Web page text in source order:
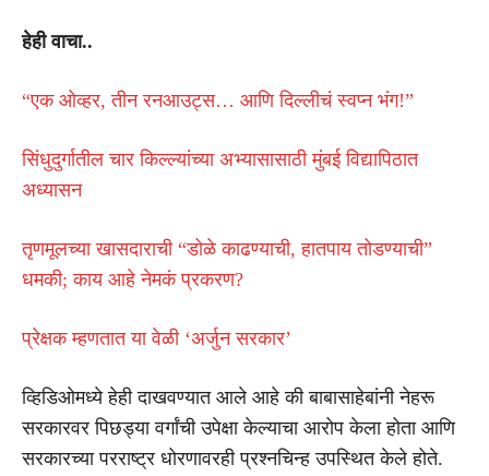
हेही वाचा..
“एक ओव्हर, तीन रनआउट्स… आणि दिल्लीचं स्वप्न भंग!”
सिंधुदुर्गातील चार किल्ल्यांच्या अभ्यासासाठी मुंबई विद्यापिठात
अध्यासन
तृणमूलच्या खासदाराची “डोळे काढण्याची, हातपाय तोडण्याची”
धमकी; काय आहे नेमकं प्रकरण?
प्रेक्षक म्हणतात या वेळी ‘अर्जुन सरकार’
व्हिडिओमध्ये हेही दाखवण्यात आले आहे की बाबासाहेबांनी नेहरू
सरकारवर पिछड्या वर्गांची उपेक्षा केल्याचा आरोप केला होता आणि
सरकारच्या परराष्ट्र धोरणावरही प्रश्नचिन्ह उपस्थित केले होते.